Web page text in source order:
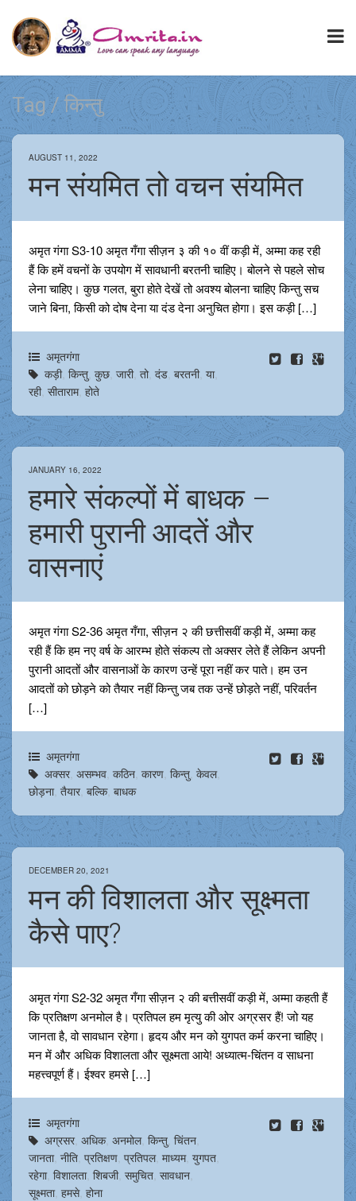
Tag / किन्तु
AUGUST 11, 2022
मन संयमित तो वचन संयमित
अमृत गंगा S3-10 अमृत गँगा सीज़न ३ की १० वीं कड़ी में, अम्मा कह रही
हैं कि हमें वचनों के उपयोग में सावधानी बरतनी चाहिए। बोलने से पहले सोच
लेना चाहिए। कुछ गलत, बुरा होते देखें तो अवश्य बोलना चाहिए किन्तु सच
जाने बिना, किसी को दोष देना या दंड देना अनुचित होगा। इस कड़ी […]
अमृतगंगा
कड़ी, किन्तु, कुछ, जारी, तो, दंड, बरतनी, या,
रही, सीताराम, होते
JANUARY 16, 2022
हमारे संकल्पों में बाधक –
हमारी पुरानी आदतें और
वासनाएं
अमृत गंगा S2-36 अमृत गँगा, सीज़न २ की छत्तीसवीं कड़ी में, अम्मा कह
रही हैं कि हम नए वर्ष के आरम्भ होते संकल्प तो अक्सर लेते हैं लेकिन अपनी
पुरानी आदतों और वासनाओं के कारण उन्हें पूरा नहीं कर पाते। हम उन
आदतों को छोड़ने को तैयार नहीं किन्तु जब तक उन्हें छोड़ते नहीं, परिवर्तन
[…]
अमृतगंगा
अक्सर, असम्भव, कठिन, कारण, किन्तु, केवल,
छोड़ना, तैयार, बल्कि, बाधक
DECEMBER 20, 2021
मन की विशालता और सूक्ष्मता
कैसे पाए?
अमृत गंगा S2-32 अमृत गँगा सीज़न २ की बत्तीसवीं कड़ी में, अम्मा कहती हैं
कि प्रतिक्षण अनमोल है। प्रतिपल हम मृत्यु की ओर अग्रसर हैं! जो यह
जानता है, वो सावधान रहेगा। हृदय और मन को युगपत कर्म करना चाहिए।
मन में और अधिक विशालता और सूक्ष्मता आये! अध्यात्म-चिंतन व साधना
महत्त्वपूर्ण हैं। ईश्वर हमसे […]
अमृतगंगा
अग्रसर, अधिक, अनमोल, किन्तु, चिंतन,
जानता, नीति, प्रतिक्षण, प्रतिपल, माध्यम, युगपत,
रहेगा, विशालता, शिबजी, समुचित, सावधान,
सूक्ष्मता, हमसे, होना